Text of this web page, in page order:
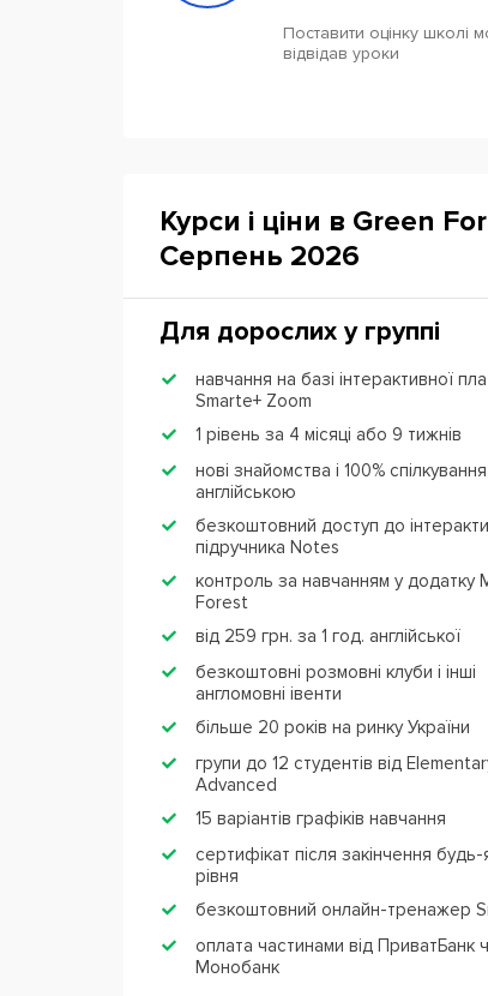
Поставити оцінку школі
відвідав уроки
Курси і ціни в Green
Серпень 2026
Для дорослих у группі
навчання на базі інтерактивної
Smarte+ Zoom
1 рівень за 4 місяці або 9 тижнів
нові знайомства і 100% спілкування
англійською
безкоштовний доступ до
підручника Notes
контроль за навчанням у додатку
Forest
від 259 грн. за 1 год. англійської
безкоштовні розмовні клуби і інші
англомовні івенти
більше 20 років на ринку України
групи до 12 студентів від
Advanced
15 варіантів графіків навчання
сертифікат після закінчення будь-
рівня
безкоштовний онлайн-тренажер
оплата частинами від ПриватБанк
Монобанк